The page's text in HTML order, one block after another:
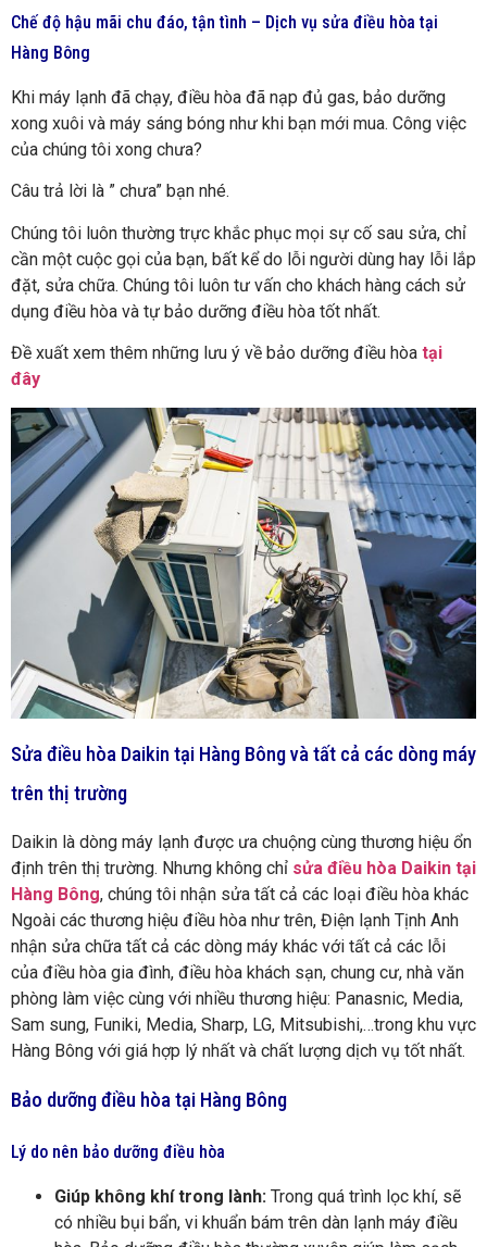
Chế độ hậu mãi chu đáo, tận tình – Dịch vụ sửa điều hòa tại
Hàng Bông
Khi máy lạnh đã chạy, điều hòa đã nạp đủ gas, bảo dưỡng
xong xuôi và máy sáng bóng như khi bạn mới mua. Công việc
của chúng tôi xong chưa?
Câu trả lời là ” chưa” bạn nhé.
Chúng tôi luôn thường trực khắc phục mọi sự cố sau sửa, chỉ
cần một cuộc gọi của bạn, bất kể do lỗi người dùng hay lỗi lắp
đặt, sửa chữa. Chúng tôi luôn tư vấn cho khách hàng cách sử
dụng điều hòa và tự bảo dưỡng điều hòa tốt nhất.
Đề xuất xem thêm những lưu ý về bảo dưỡng điều hòa tại
đây
Sửa điều hòa Daikin tại Hàng Bông và tất cả các dòng máy
trên thị trường
Daikin là dòng máy lạnh được ưa chuộng cùng thương hiệu ổn
định trên thị trường. Nhưng không chỉ sửa điều hòa Daikin tại
Hàng Bông, chúng tôi nhận sửa tất cả các loại điều hòa khác
Ngoài các thương hiệu điều hòa như trên, Điện lạnh Tịnh Anh
nhận sửa chữa tất cả các dòng máy khác với tất cả các lỗi
của điều hòa gia đình, điều hòa khách sạn, chung cư, nhà văn
phòng làm việc cùng với nhiều thương hiệu: Panasnic, Media,
Sam sung, Funiki, Media, Sharp, LG, Mitsubishi,…trong khu vực
Hàng Bông với giá hợp lý nhất và chất lượng dịch vụ tốt nhất.
Bảo dưỡng điều hòa tại Hàng Bông
Lý do nên bảo dưỡng điều hòa
Giúp không khí trong lành: Trong quá trình lọc khí, sẽ
có nhiều bụi bẩn, vi khuẩn bám trên dàn lạnh máy điều